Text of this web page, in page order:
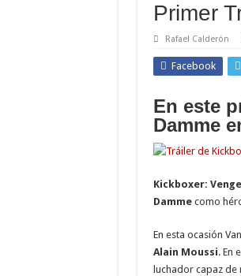
Primer
Rafael Calderón
Facebook
En este
Damme
Kickboxer:
Dammecomo
En esta ocasión
Alain Moussi. En
luchador capaz